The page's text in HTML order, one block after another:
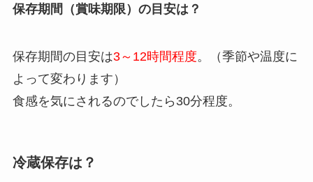
保存期間（賞味期限）の目安は？
保存期間の目安は3～12時間程度。（季節や温度に
よって変わります）
食感を気にされるのでしたら30分程度。
冷蔵保存は？